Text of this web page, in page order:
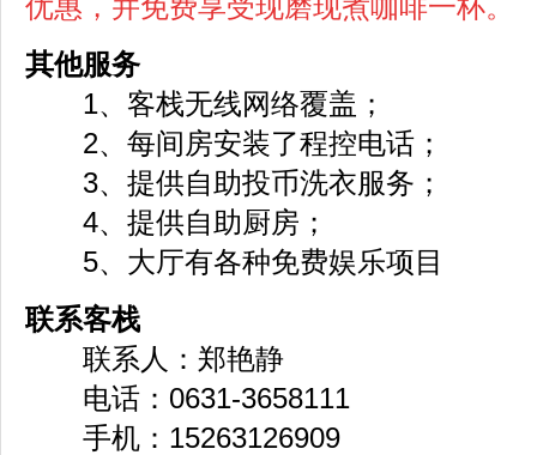
优惠，并免费享受现磨现煮咖啡一杯。
其他服务
1、客栈无线网络覆盖；
2、每间房安装了程控电话；
3、提供自助投币洗衣服务；
4、提供自助厨房；
5、大厅有各种免费娱乐项目
联系客栈
联系人：郑艳静
电话：0631-3658111
手机：15263126909